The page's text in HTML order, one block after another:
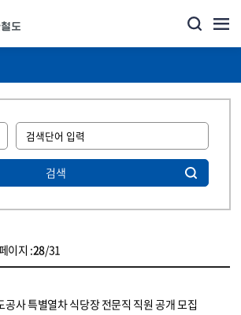
검색
이지 :28/31
공사 특별열차 식당장 전문직 직원 공개 모집